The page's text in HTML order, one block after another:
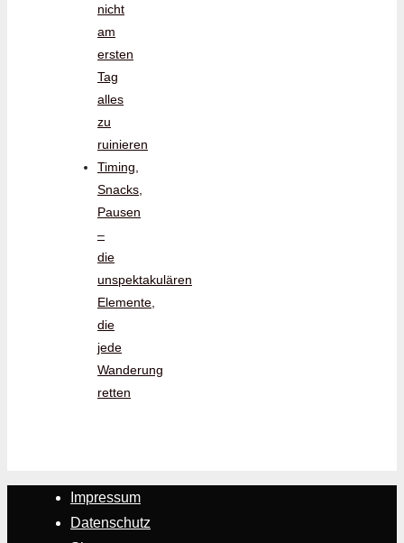
nicht
am
ersten
Tag
alles
zu
ruinieren
Timing,
Snacks,
Pausen
–
die
unspektakulären
Elemente,
die
jede
Wanderung
retten
Impressum
Datenschutz